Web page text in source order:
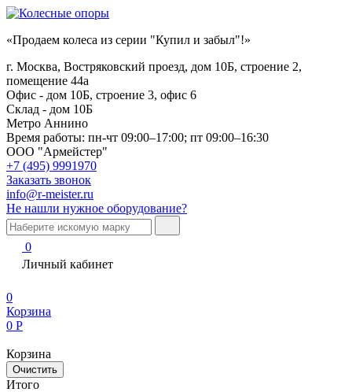
«Продаем колеса из серии "Купил и забыл"!»
г. Москва, Востряковский проезд, дом 10Б, строение 2,
помещение 44а
Офис - дом 10Б, строение 3, офис 6
Склад - дом 10Б
Метро Аннино
Время работы: пн-чт 09:00–17:00; пт 09:00–16:30
ООО "Армейстер"
+7 (495) 9991970
Заказать звонок
info@r-meister.ru
Не нашли нужное оборудование?
0
Личный кабинет
0
Корзина
0 Р
Корзина
Очистить
Итого